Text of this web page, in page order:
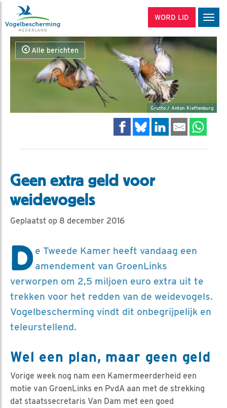
WORD LID
Alle berichten
Grutto / Anton Kieftenburg
Geen extra geld voor
weidevogels
Geplaatst op 8 december 2016
De Tweede Kamer heeft vandaag een
amendement van GroenLinks
verworpen om 2,5 miljoen euro extra uit te
trekken voor het redden van de weidevogels.
Vogelbescherming vindt dit onbegrijpelijk en
teleurstellend.
Wel een plan, maar geen geld
Vorige week nog nam een Kamermeerderheid een
motie van GroenLinks en PvdA aan met de strekking
dat staatssecretaris Van Dam met een goed